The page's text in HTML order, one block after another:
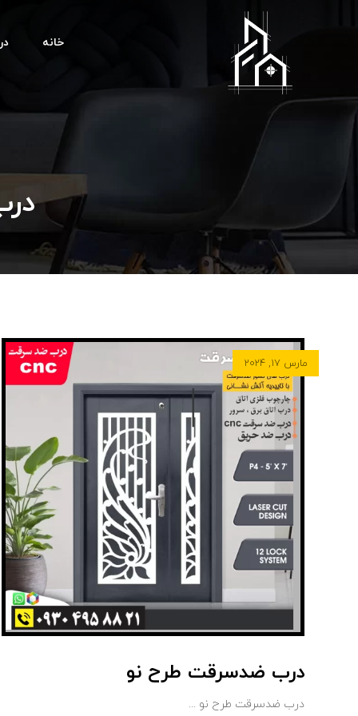
خانه
درب ضدسرقت طرح نو
مارس ۱۷, ۲۰۲۴
درب ضدسرقت طرح نو ...